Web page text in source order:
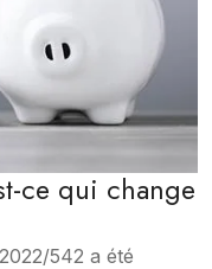
ce qui change
542 a été